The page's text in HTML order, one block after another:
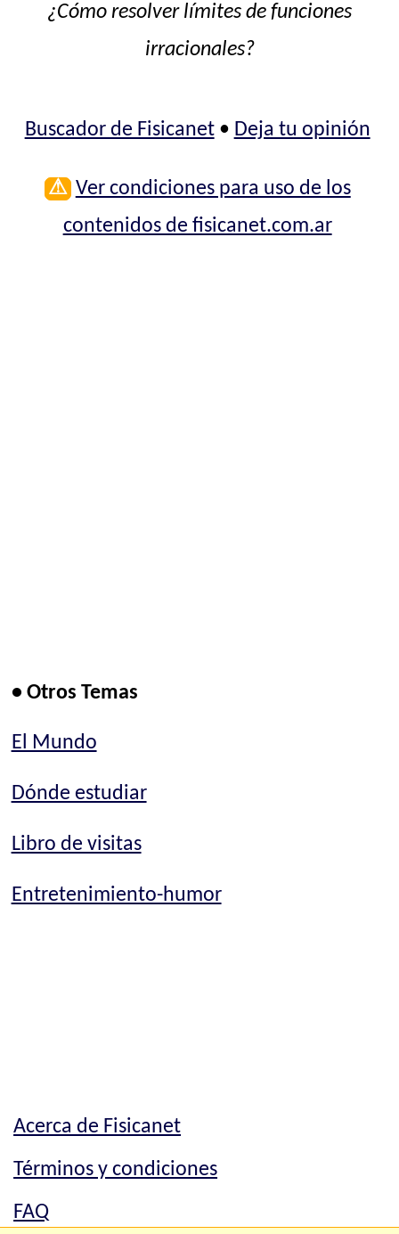
¿Cómo resolver límites de funciones
irracionales?
Buscador de Fisicanet• Deja tu opinión
⚠ Ver condiciones para uso de los
contenidos de fisicanet.com.ar
• Otros Temas
El Mundo
Dónde estudiar
Libro de visitas
Entretenimiento-humor
Acerca de Fisicanet
Términos y condiciones
FAQ